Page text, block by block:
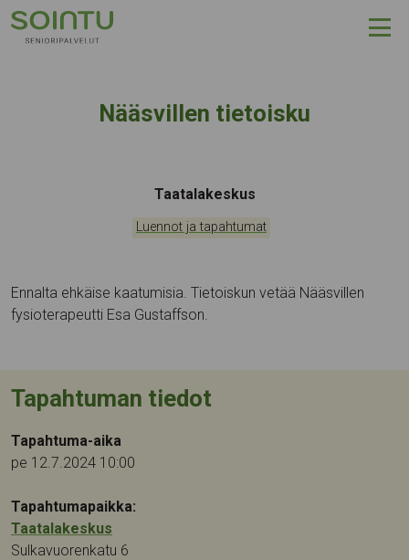
Hyppää sisältöön
Nääsvillen tietoisku
Tapahtumapaikka:
Taatalakeskus
Kategoriat:
Luennot ja tapahtumat
Ennalta ehkäise kaatumisia. Tietoiskun vetää Nääsvillen
fysioterapeutti Esa Gustaffson.
Tapahtuman tiedot
Tapahtuma-aika
pe 12.7.2024 10:00
Tapahtumapaikka:
Taatalakeskus
Sulkavuorenkatu 6